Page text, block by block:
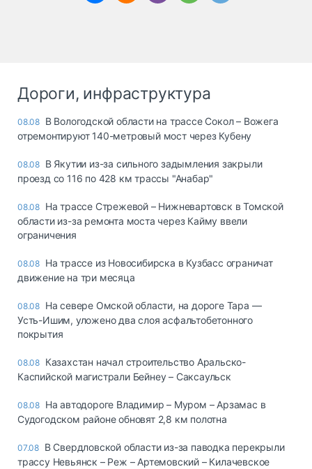
Дороги, инфраструктура
08.08 В Вологодской области на трассе Сокол – Вожега
отремонтируют 140-метровый мост через Кубену
08.08 В Якутии из-за сильного задымления закрыли
проезд со 116 по 428 км трассы "Анабар"
08.08 На трассе Стрежевой – Нижневартовск в Томской
области из-за ремонта моста через Кайму ввели
ограничения
08.08 На трассе из Новосибирска в Кузбасс ограничат
движение на три месяца
08.08 На севере Омской области, на дороге Тара —
Усть-Ишим, уложено два слоя асфальтобетонного
покрытия
08.08 Казахстан начал строительство Аральско-
Каспийской магистрали Бейнеу – Саксаульск
08.08 На автодороге Владимир – Муром – Арзамас в
Судогодском районе обновят 2,8 км полотна
07.08 В Свердловской области из-за паводка перекрыли
трассу Невьянск – Реж – Артемовский – Килачевское